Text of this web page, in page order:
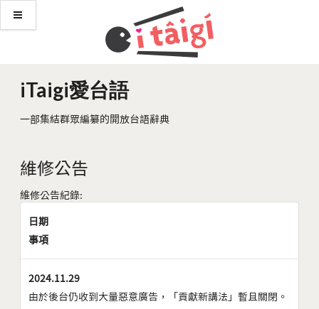
iTaigi愛台語
一部集結群眾編纂的開放台語辭典
維修公告
維修公告紀錄:
日期
事項
2024.11.29
由於後台仍收到大量惡意廣告，「貢獻新講法」暫且關閉。